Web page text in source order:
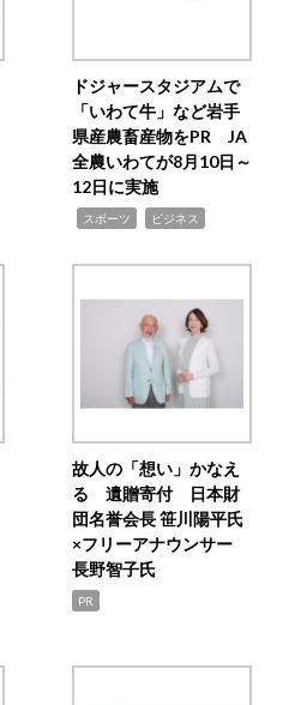
ドジャースタジアムで
「いわて牛」など岩手
県産農畜産物をPR JA
全農いわてが8月10日～
12日に実施
スポーツ ビジネス
故人の「想い」かなえ
る 遺贈寄付 日本財
団名誉会長 笹川陽平氏
×フリーアナウンサー
長野智子氏
PR